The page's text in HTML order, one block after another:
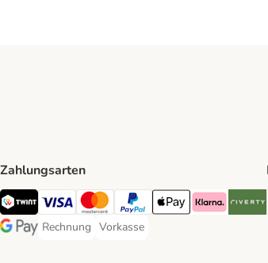
Zahlungsarten
TWINT Payment Method
Visa Payment Method
MasterCard Payment Method
PayPal Payment Method
Apple Pay Payment
Klarna Riverty
Google Pay Payment Method
Rechnung
Rechnung Payment Method
Vorkasse
Vorkasse Payment Method